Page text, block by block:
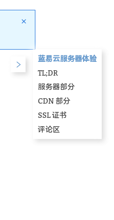
蓝易云服务器体验
TL;DR
服务器部分
CDN 部分
SSL 证书
评论区